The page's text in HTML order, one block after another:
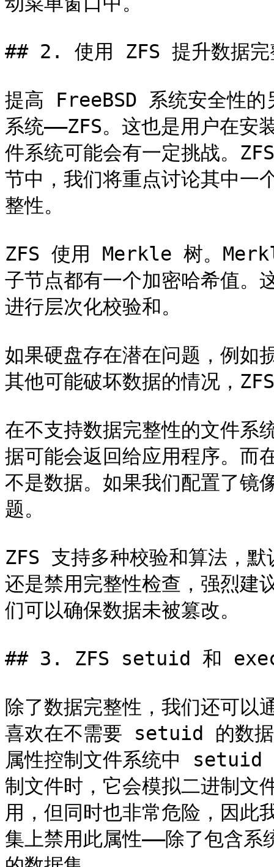
## 2. 使用 ZFS 提升数据完
提高 FreeBSD 系统安全性的
系统——ZFS。这也是用户在安
件系统可能会有一定挑战。
节中，我们将重点讨论其中一
整性。
ZFS 使用 Merkle 树。
子节点都有一个加密哈希值
进行层次化校验和。
如果硬盘存在潜在问题，例如
其他可能破坏数据的情况，
在不支持数据完整性的文件系
据可能会返回给应用程序。
不是数据。如果我们配置了镜
题。
ZFS 支持多种校验和算法，
还是禁用完整性检查，强烈建
们可以确保数据未被篡改。
## 3. ZFS setuid 和
除了数据完整性，我们还可
喜欢在不需要 setuid 的数
属性控制文件系统中
制文件时，它会模拟二进制
用，但同时也非常危险，因此
集上禁用此属性——除了包